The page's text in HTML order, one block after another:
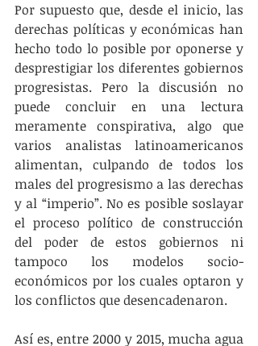
Por supuesto que, desde el inicio, las
derechas políticas y económicas han
hecho todo lo posible por oponerse y
desprestigiar los diferentes gobiernos
progresistas. Pero la discusión no
puede concluir en una lectura
meramente conspirativa, algo que
varios analistas latinoamericanos
alimentan, culpando de todos los
males del progresismo a las derechas
y al “imperio”. No es posible soslayar
el proceso político de construcción
del poder de estos gobiernos ni
tampoco los modelos socio-
económicos por los cuales optaron y
los conflictos que desencadenaron.
Así es, entre 2000 y 2015, mucha agua